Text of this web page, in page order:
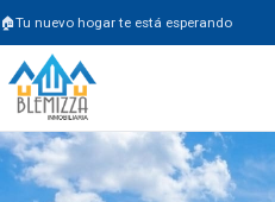
Tu nuevo hogar te está esperando